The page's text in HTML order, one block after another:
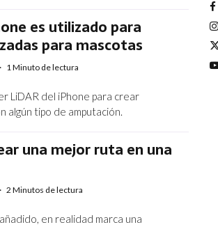
es utilizado para
para mascotas
· 1 Minuto de lectura
LiDAR del iPhone para crear
algún tipo de amputación.
una mejor ruta en una
· 2 Minutos de lectura
en realidad marca una